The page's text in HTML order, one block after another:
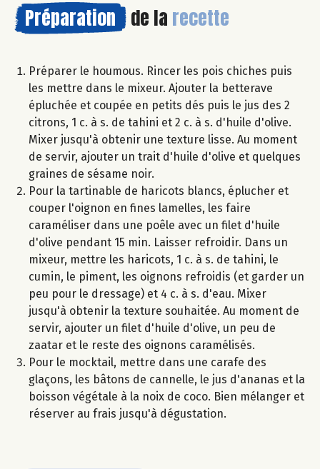
Préparation de la recette
Préparer le houmous. Rincer les pois chiches puis
les mettre dans le mixeur. Ajouter la betterave
épluchée et coupée en petits dés puis le jus des 2
citrons, 1 c. à s. de tahini et 2 c. à s. d'huile d'olive.
Mixer jusqu'à obtenir une texture lisse. Au moment
de servir, ajouter un trait d'huile d'olive et quelques
graines de sésame noir.
Pour la tartinable de haricots blancs, éplucher et
couper l'oignon en fines lamelles, les faire
caraméliser dans une poêle avec un filet d'huile
d'olive pendant 15 min. Laisser refroidir. Dans un
mixeur, mettre les haricots, 1 c. à s. de tahini, le
cumin, le piment, les oignons refroidis (et garder un
peu pour le dressage) et 4 c. à s. d'eau. Mixer
jusqu'à obtenir la texture souhaitée. Au moment de
servir, ajouter un filet d'huile d'olive, un peu de
zaatar et le reste des oignons caramélisés.
Pour le mocktail, mettre dans une carafe des
glaçons, les bâtons de cannelle, le jus d'ananas et la
boisson végétale à la noix de coco. Bien mélanger et
réserver au frais jusqu'à dégustation.